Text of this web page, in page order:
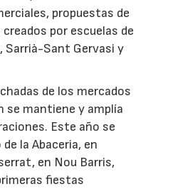
propuestas de
por escuelas de
Sarrià-Sant Gervasi y
de los mercados
se mantiene y amplía
Este año se
la Abaceria, en
en Nou Barris,
fiestas